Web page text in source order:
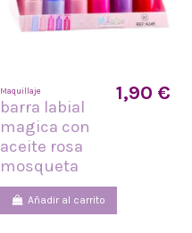
Maquillaje
barra labial
magica con
aceite rosa
mosqueta
1,90 €
Añadir al carrito